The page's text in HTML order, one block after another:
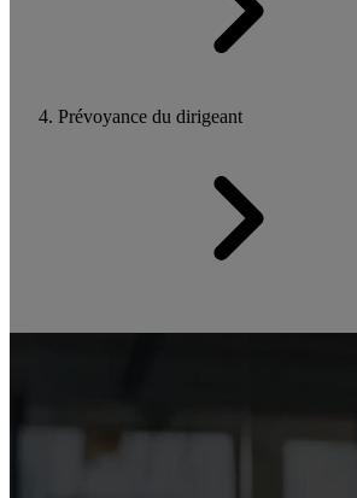
Prévoyance du dirigeant